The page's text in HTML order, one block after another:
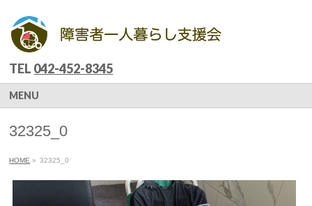
TEL 042-452-8345
MENU
32325_0
HOME » 32325_0